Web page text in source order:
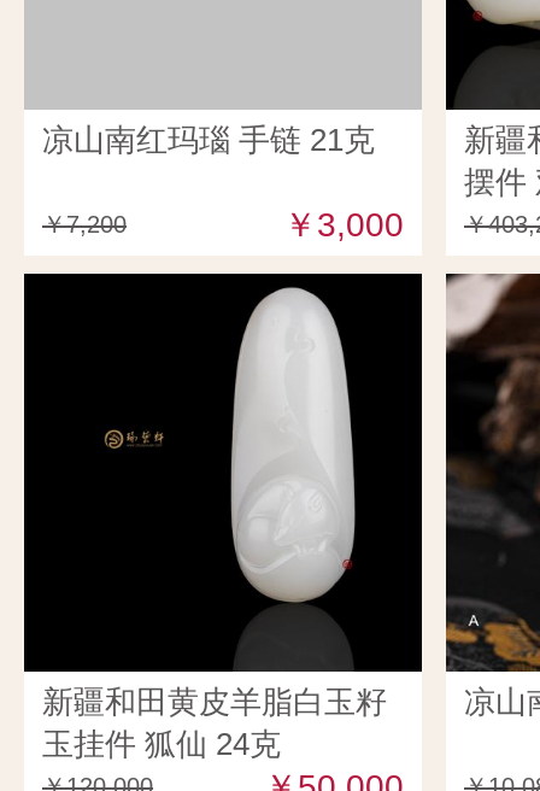
凉山南红玛瑙 手链 21克
￥7,200 ￥3,000
新疆
摆件
￥
新疆和田黄皮羊脂白玉籽
玉挂件 狐仙 24克
凉山